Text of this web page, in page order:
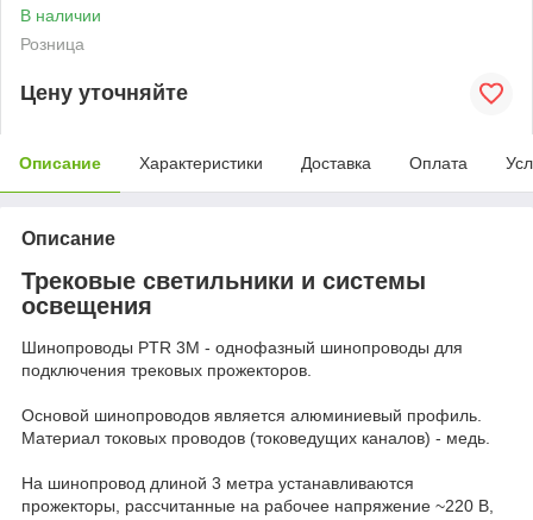
В наличии
Розница
Цену уточняйте
Описание Характеристики Доставка Оплата
Описание
Трековые светильники и системы
освещения
Шинопроводы PTR 3M - однофазный шинопроводы для
подключения трековых прожекторов.
Основой шинопроводов является алюминиевый профиль.
Материал токовых проводов (токоведущих каналов) - медь.
На шинопровод длиной 3 метра устанавливаются
прожекторы, рассчитанные на рабочее напряжение ~220 В,